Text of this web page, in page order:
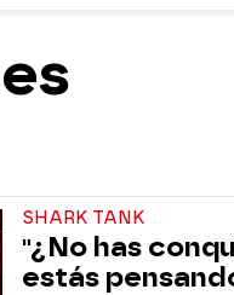
SHARK TANK
"¿No has
estás